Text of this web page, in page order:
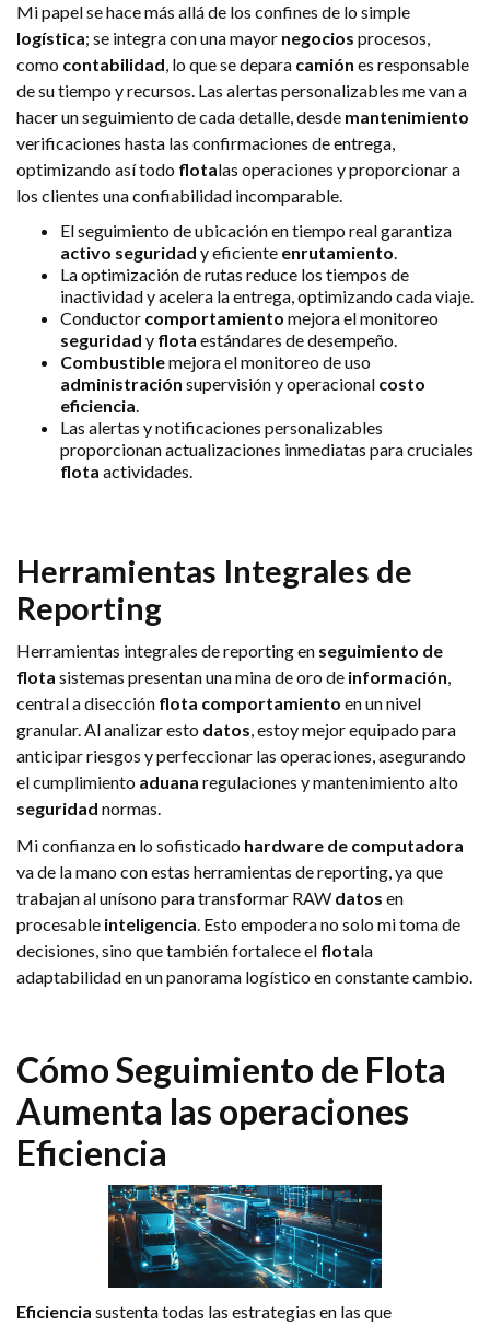
Mi papel se hace más allá de los confines de lo simple
logística; se integra con una mayor negocios procesos,
como contabilidad, lo que se depara camión es responsable
de su tiempo y recursos. Las alertas personalizables me van a
hacer un seguimiento de cada detalle, desde mantenimiento
verificaciones hasta las confirmaciones de entrega,
optimizando así todo flotalas operaciones y proporcionar a
los clientes una confiabilidad incomparable.
El seguimiento de ubicación en tiempo real garantiza
activo seguridad y eficiente enrutamiento.
La optimización de rutas reduce los tiempos de
inactividad y acelera la entrega, optimizando cada viaje.
Conductor comportamiento mejora el monitoreo
seguridad y flota estándares de desempeño.
Combustiblemejora el monitoreo de uso
administración supervisión y operacional costo
eficiencia.
Las alertas y notificaciones personalizables
proporcionan actualizaciones inmediatas para cruciales
flota actividades.
Herramientas Integrales de
Reporting
Herramientas integrales de reporting en seguimiento de
flota sistemas presentan una mina de oro de información,
central a disección flota comportamiento en un nivel
granular. Al analizar esto datos, estoy mejor equipado para
anticipar riesgos y perfeccionar las operaciones, asegurando
el cumplimiento aduana regulaciones y mantenimiento alto
seguridad normas.
Mi confianza en lo sofisticado hardware de computadora
va de la mano con estas herramientas de reporting, ya que
trabajan al unísono para transformar RAW datos en
procesable inteligencia. Esto empodera no solo mi toma de
decisiones, sino que también fortalece el flotala
adaptabilidad en un panorama logístico en constante cambio.
CómoSeguimiento de Flota
Aumenta las operaciones
Eficiencia
Eficiencia sustenta todas las estrategias en las que